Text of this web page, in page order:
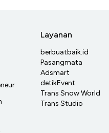
Layanan
berbuatbaik.id
Pasangmata
Adsmart
detikEvent
Trans Snow World
Trans Studio